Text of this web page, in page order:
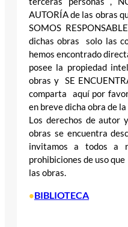
AUTORÍA de las obras
SOMOS
dichas obras solo las
hemos encontrado
posee la propiedad
obras y SE
comparta aquí por
en breve dicha obra de
Los derechos de autor
obras se encuentra
invitamos a todos a
prohibiciones de uso
las obras.
•BIBLIOTECA